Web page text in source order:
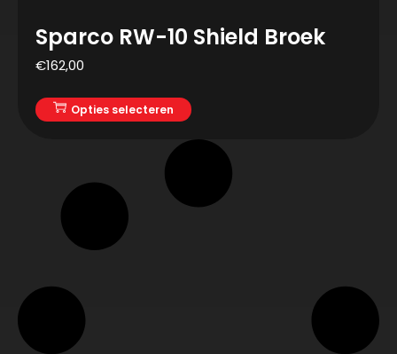
Sparco RW-10 Shield Broek
€162,00
Opties selecteren